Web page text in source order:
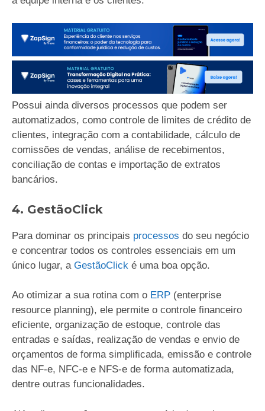
Possui ainda diversos processos que podem ser
automatizados, como controle de limites de crédito de
clientes, integração com a contabilidade, cálculo de
comissões de vendas, análise de recebimentos,
conciliação de contas e importação de extratos
bancários.
4. GestãoClick
Para dominar os principais processos do seu negócio
e concentrar todos os controles essenciais em um
único lugar, a GestãoClick é uma boa opção.
Ao otimizar a sua rotina com o ERP (enterprise
resource planning), ele permite o controle financeiro
eficiente, organização de estoque, controle das
entradas e saídas, realização de vendas e envio de
orçamentos de forma simplificada, emissão e controle
das NF-e, NFC-e e NFS-e de forma automatizada,
dentre outras funcionalidades.